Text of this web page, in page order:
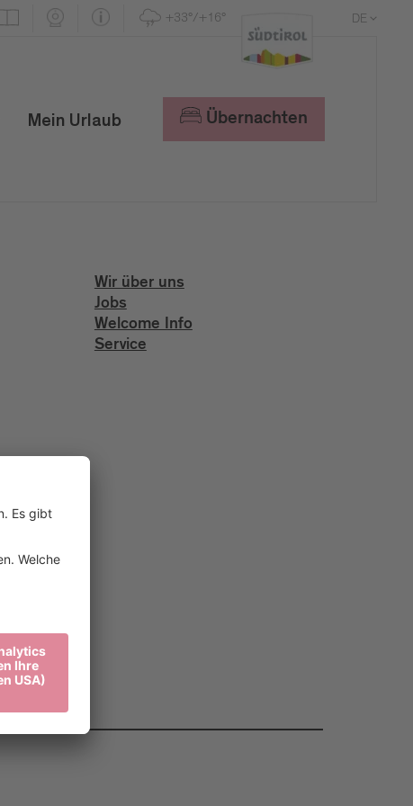
+33°/+16° DE
Mein Urlaub Übernachten
Wir über uns
Jobs
Welcome Info
Service